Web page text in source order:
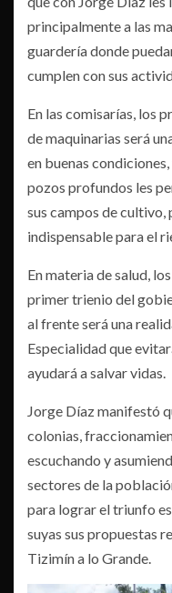
principalmente a las
guardería donde
cumplen con sus
En las comisarías, los
de maquinarias será
en buenas
pozos profundos les
sus campos de cultivo,
indispensable para el
En materia de salud,
primer trienio del
al frente será una
Especialidad que
ayudará a salvar vidas.
Jorge Díaz manifestó
colonias,
escuchando y
sectores de la
para lograr el triunfo
suyas sus propuestas
Tizimín a lo Grande.